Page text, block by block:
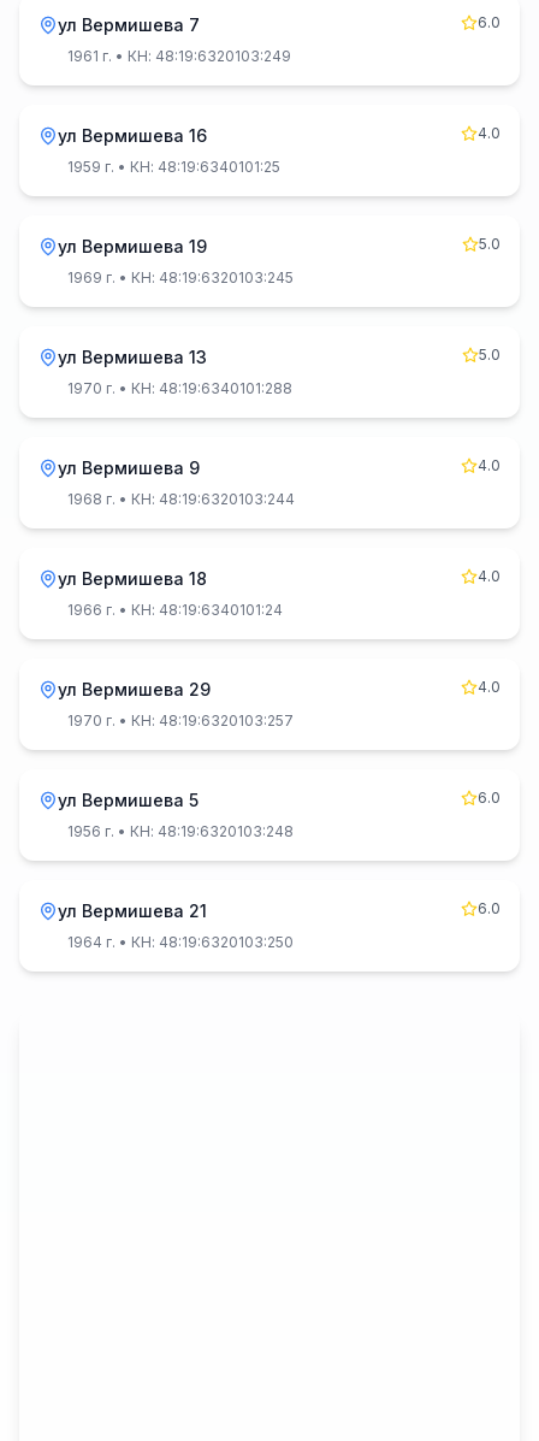
ул Вермишева 7
6.0
1961 г. • КН: 48:19:6320103:249
ул Вермишева 16
4.0
1959 г. • КН: 48:19:6340101:25
ул Вермишева 19
5.0
1969 г. • КН: 48:19:6320103:245
ул Вермишева 13
5.0
1970 г. • КН: 48:19:6340101:288
ул Вермишева 9
4.0
1968 г. • КН: 48:19:6320103:244
ул Вермишева 18
4.0
1966 г. • КН: 48:19:6340101:24
ул Вермишева 29
4.0
1970 г. • КН: 48:19:6320103:257
ул Вермишева 5
6.0
1956 г. • КН: 48:19:6320103:248
ул Вермишева 21
6.0
1964 г. • КН: 48:19:6320103:250